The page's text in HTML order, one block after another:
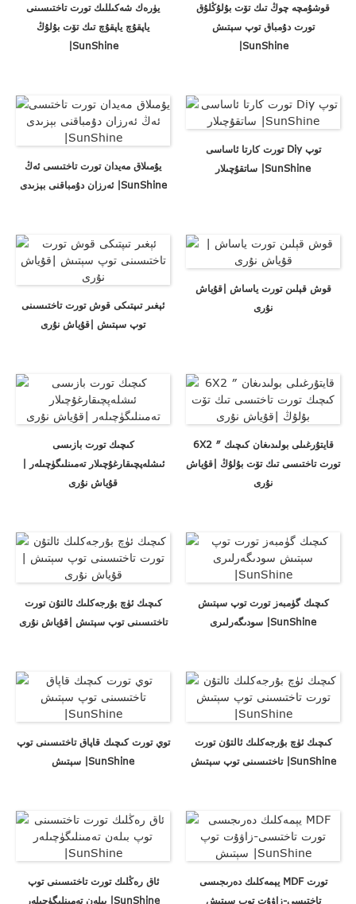
يۈرەك شەكىللىك تورت تاختىسىنى
ياپقۇچ ياپقۇچ تىك تۆت بۇلۇڭ
|SunShine
قوشۇمچە چوڭ تىك تۆت بۇلۇڭلۇق
تورت دۇمباق توپ سېتىش
|SunShine
يۇمىلاق مەيدان تورت تاختىسى ئەڭ
ئەرزان دۇمباقنى بېزىدى |SunShine
تورت كارتا ئاساسى Diy توپ
ساتقۇچىلار |SunShine
ئېغىر تىپتىكى قوش تورت تاختىسىنى
توپ سېتىش |قۇياش نۇرى
قوش قېلىن تورت ياساش |قۇياش
نۇرى
كىچىك تورت بازىسى
ئىشلەپچىقارغۇچىلار تەمىنلىگۈچىلەر |
قۇياش نۇرى
6X2 ″ قايتۇرغىلى بولىدىغان كىچىك
تورت تاختىسى تىك تۆت بۇلۇڭ |قۇياش
نۇرى
كىچىك ئۈچ بۇرجەكلىك ئالتۇن تورت
تاختىسىنى توپ سېتىش |قۇياش نۇرى
كىچىك گۈمبەز تورت توپ سېتىش
سودىگەرلىرى |SunShine
توي تورت كىچىك قاپاق تاختىسىنى توپ
سېتىش |SunShine
كىچىك ئۈچ بۇرجەكلىك ئالتۇن تورت
تاختىسىنى توپ سېتىش |SunShine
ئاق رەڭلىك تورت تاختىسىنى توپ
بىلەن تەمىنلىگۈچىلەر |SunShine
يېمەكلىك دەرىجىسى MDF تورت
تاختىسى-زاۋۇت توپ سېتىش